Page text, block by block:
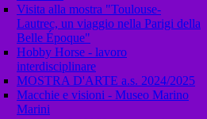
Visita alla mostra "Toulouse-
Lautrec, un viaggio nella Parigi della
Belle Époque"
Hobby Horse - lavoro
interdisciplinare
MOSTRA D'ARTE a.s. 2024/2025
Macchie e visioni - Museo Marino
Marini